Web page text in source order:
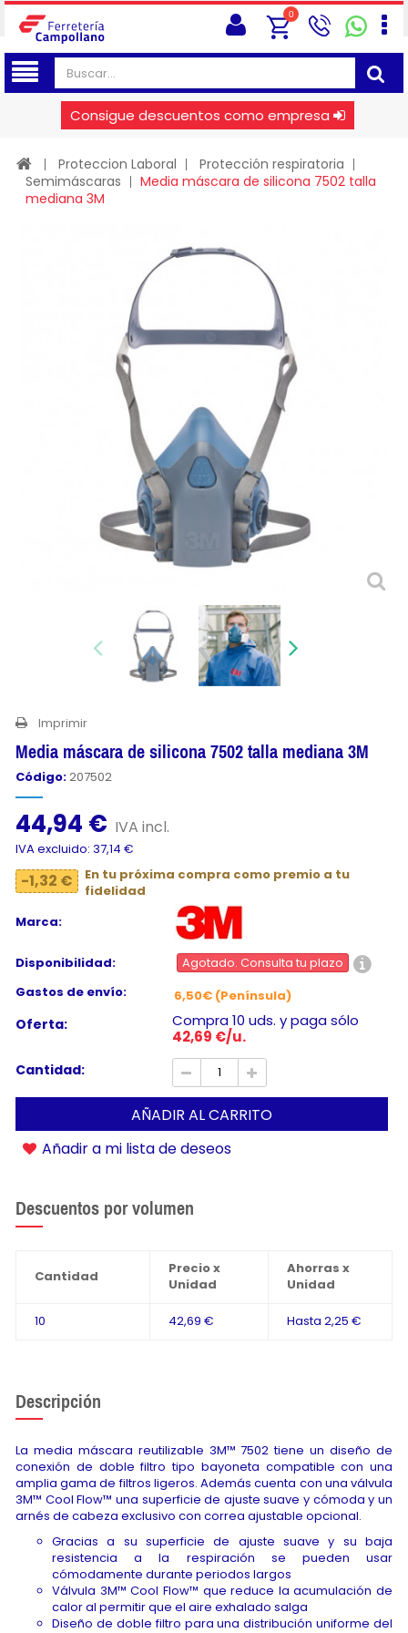
0
Consigue descuentos como empresa
Proteccion Laboral
Protección respiratoria
Semimáscaras
Media máscara de silicona 7502 talla
mediana 3M
Imprimir
Media máscara de silicona 7502 talla mediana 3M
Código:207502
44,94 € IVA incl.
IVA excluido: 37,14 €
-1,32 €
En tu próxima compra como premio a tu
fidelidad
Marca:
Disponibilidad:
Agotado. Consulta tu plazo
Gastos de envío:
6,50€ (Península)
Oferta:
Compra 10 uds. y paga sólo
42,69 €/u.
Cantidad:
AÑADIR AL CARRITO
Añadir a mi lista de deseos
Descuentos por volumen
Cantidad
Precio x
Unidad
Ahorras x
Unidad
10 42,69 € Hasta 2,25 €
Descripción
La media máscara reutilizable 3M™ 7502 tiene un diseño de
conexión de doble filtro tipo bayoneta compatible con una
amplia gama de filtros ligeros. Además cuenta con una válvula
3M™ Cool Flow™ una superficie de ajuste suave y cómoda y un
arnés de cabeza exclusivo con correa ajustable opcional.
Gracias a su superficie de ajuste suave y su baja
resistencia a la respiración se pueden usar
cómodamente durante periodos largos
Válvula 3M™ Cool Flow™ que reduce la acumulación de
calor al permitir que el aire exhalado salga
Diseño de doble filtro para una distribución uniforme del